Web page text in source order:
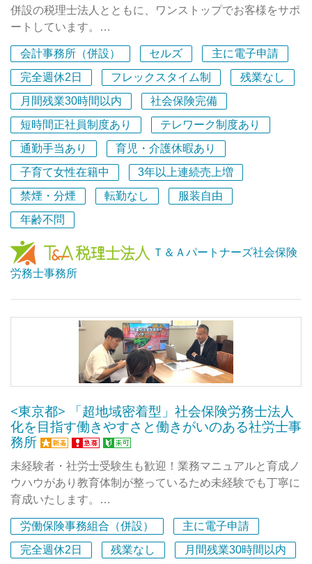
併設の税理士法人とともに、ワンストップでお客様をサポ
ートしています。
お客様からのご依頼が増加しており、一緒にご対応いただ
ける方を募集します！
また、自社のバックオフィス業務や税理士業務補助なども
お願いできればと思っていますので、経理総務などのご経
験があれば活かせます。
＜アピールポイント＞
■社労士事務所単体では現在代表を含め2名体制ですが、
併設の税理士法人は町田と立川に事業所があり、併せて50
名ほどのスタッフが在籍しています。大人数でワイワイと
楽しく仕事ができます！
■税理士法人顧問先やご紹介が100％であるため、新規開
拓営業などは一切ありません。
■子育て世代が多いので、育児と仕事の両立に理解があり
■フルタイムでもパートでも、なるべく希望される働き方
を実現したいと思っていますので面接の場でご希望をお聞
■勤務時間だけでなく、お任せする業務の範囲もご相談に
応じます。
「難易度の高い業務もどんどん任せて欲しい」「パートで
も担当のお客様を持ちたい」「まずはサポートから始めた
い」など。
■フレックスタイム制、テレワークなど柔軟な働き方が可
■年に1回の社員旅行を皆で楽しむなど、明るく活気のあ
る事務所です！
会計事務所（併設） セルズ
主に電子申請
完全週休2日
フレックスタイム制
残業なし
月間残業30時間以内
社会保険完備
短時間正社員制度あり
テレワーク制度あり
通勤手当あり
育児・介護休暇あり
子育て女性在籍中
3年以上連続売上増
禁煙・分煙
転勤なし
服装自由
年齢不問
Ｔ＆Ａパートナーズ社会保険
労務士事務所
<東京都> 「超地域密着型」社会保険労務士法人
化を目指す働きやすさと働きがいのある社労士事
務所
未経験者・社労士受験生も歓迎！業務マニュアルと育成ノ
ウハウがあり教育体制が整っているため未経験でも丁寧に
育成いたします。
社会保険労務士有資格者の方はぜひ一緒に所長の右腕とし
て一緒に社会保険労務士法人化を目指しましょう！
労働保険事務組合（併設）
主に電子申請
完全週休2日
残業なし 月間残業30時間以内